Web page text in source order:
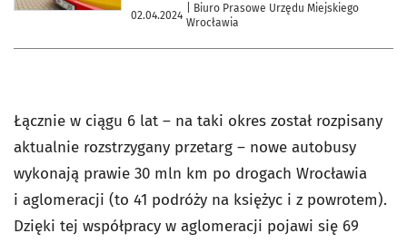
02.04.2024
| Biuro Prasowe Urzędu Miejskiego
Wrocławia
Łącznie w ciągu 6 lat – na taki okres został rozpisany
aktualnie rozstrzygany przetarg – nowe autobusy
wykonają prawie 30 mln km po drogach Wrocławia
i aglomeracji (to 41 podróży na księżyc i z powrotem).
Dzięki tej współpracy w aglomeracji pojawi się 69